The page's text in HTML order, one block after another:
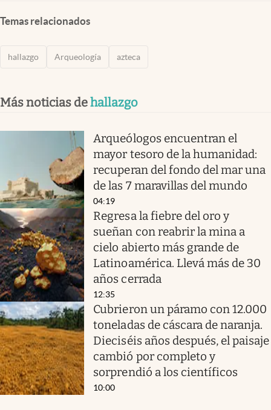
Temas relacionados
hallazgo Arqueología azteca
Más noticias dehallazgo
Arqueólogos encuentran el
mayor tesoro de la humanidad:
recuperan del fondo del mar una
de las 7 maravillas del mundo
04:19
Regresa la fiebre del oro y
sueñan con reabrir la mina a
cielo abierto más grande de
Latinoamérica. Llevá más de 30
años cerrada
12:35
Cubrieron un páramo con 12.000
toneladas de cáscara de naranja.
Dieciséis años después, el paisaje
cambió por completo y
sorprendió a los científicos
10:00